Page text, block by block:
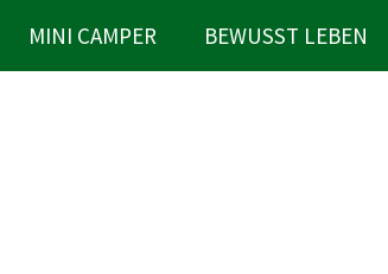
MINI CAMPER BEWUSST LEBEN